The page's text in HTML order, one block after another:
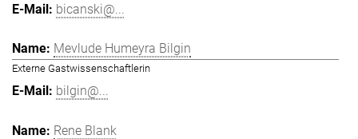
bicanski@...
Mevlude Humeyra Bilgin
Externe Gastwissenschaftlerin
bilgin@...
Rene Blank